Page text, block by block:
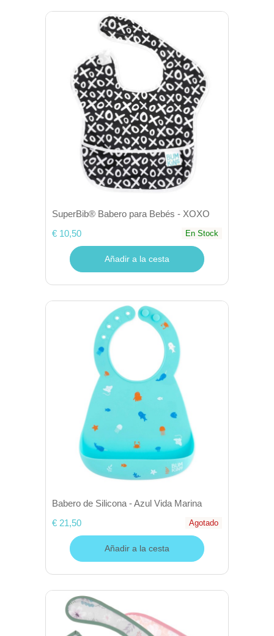
SuperBib® Babero para Bebés - XOXO
€ 10,50
En Stock
Añadir a la cesta
Babero de Silicona - Azul Vida Marina
€ 21,50
Agotado
Añadir a la cesta